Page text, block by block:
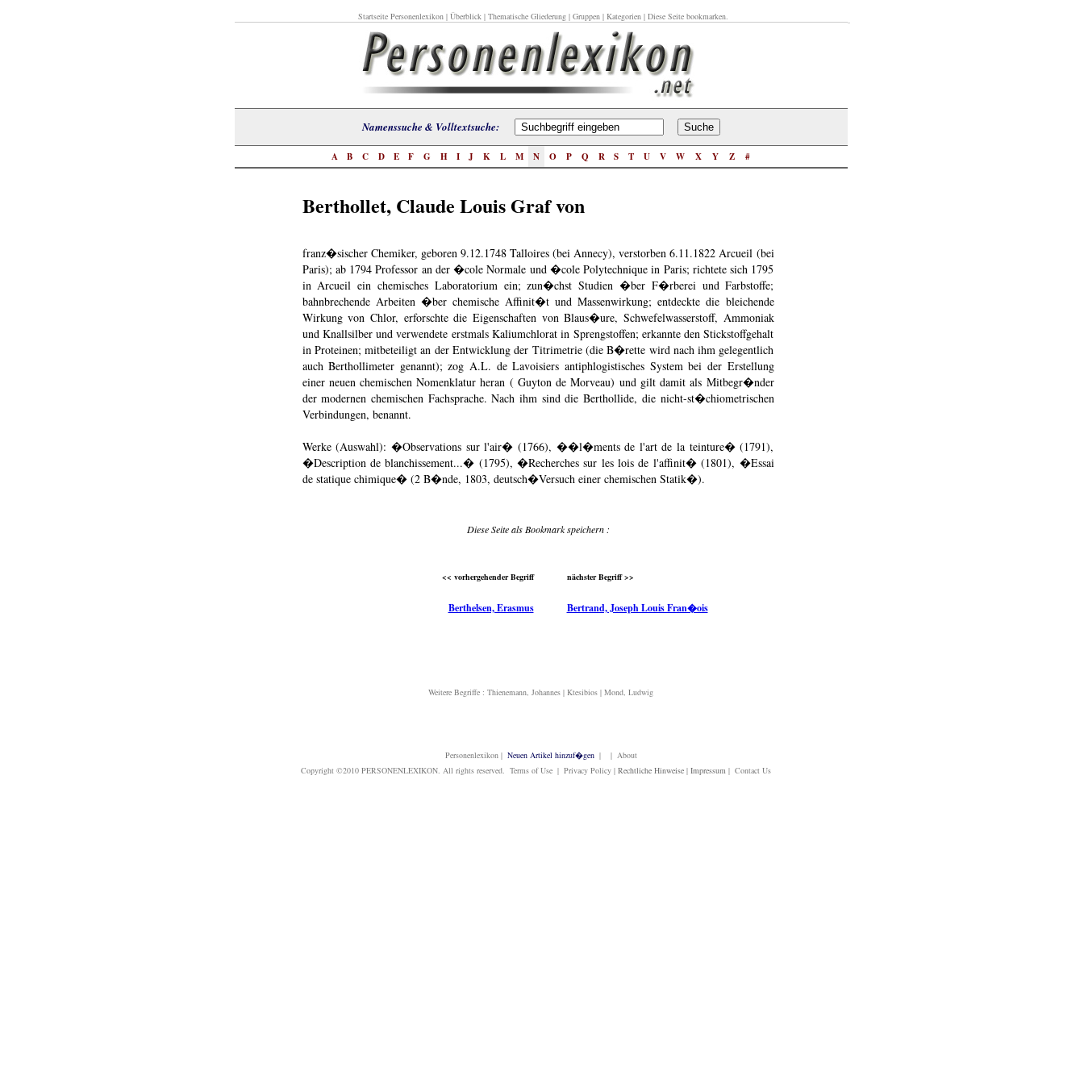
Startseite Personenlexikon| Überblick| Thematische Gliederung| Gruppen| Kategorien| Diese Seite bookmarken.
Namenssuche & Volltextsuche:
A B C D E F G H I J K L M N O P Q R S T U V W X Y Z #
Berthollet, Claude Louis Graf von
franz�sischer Chemiker, geboren 9.12.1748 Talloires (bei Annecy), verstorben 6.11.1822 Arcueil (bei
Paris); ab 1794 Professor an der �cole Normale und �cole Polytechnique in Paris; richtete sich 1795
in Arcueil ein chemisches Laboratorium ein; zun�chst Studien �ber F�rberei und Farbstoffe;
bahnbrechende Arbeiten �ber chemische Affinit�t und Massenwirkung; entdeckte die bleichende
Wirkung von Chlor, erforschte die Eigenschaften von Blaus�ure, Schwefelwasserstoff, Ammoniak
und Knallsilber und verwendete erstmals Kaliumchlorat in Sprengstoffen; erkannte den Stickstoffgehalt
in Proteinen; mitbeteiligt an der Entwicklung der Titrimetrie (die B�rette wird nach ihm gelegentlich
auch Berthollimeter genannt); zog A.L. de Lavoisiers antiphlogistisches System bei der Erstellung
einer neuen chemischen Nomenklatur heran ( Guyton de Morveau) und gilt damit als Mitbegr�nder
der modernen chemischen Fachsprache. Nach ihm sind die Berthollide, die nicht-st�chiometrischen
Verbindungen, benannt.
Werke (Auswahl): �Observations sur l'air� (1766), ��l�ments de l'art de la teinture� (1791),
�Description de blanchissement...� (1795), �Recherches sur les lois de l'affinit� (1801), �Essai
de statique chimique� (2 B�nde, 1803, deutsch�Versuch einer chemischen Statik�).
Diese Seite als Bookmark speichern :
<< vorhergehender Begriff nächster Begriff >>
Berthelsen, Erasmus Bertrand, Joseph Louis Fran�ois
Weitere Begriffe : Thienemann, Johannes | Ktesibios | Mond, Ludwig
Personenlexikon| Neuen Artikel hinzuf�gen | | About
Copyright ©2010 PERSONENLEXIKON. All rights reserved. Terms of Use | Privacy Policy | Rechtliche Hinweise | Impressum | Contact Us